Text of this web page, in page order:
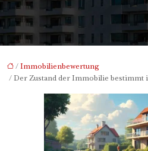
/ Immobilienbewertung
/ Der Zustand der Immobilie bestimmt